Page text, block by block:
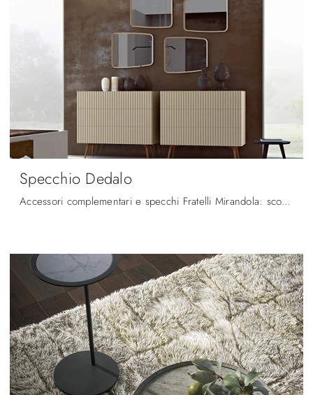
Specchio Dedalo
Accessori complementari e specchi Fratelli Mirandola: scopri come impreziosire i tuoi spazi moderni con il modello Specchio Dedalo.